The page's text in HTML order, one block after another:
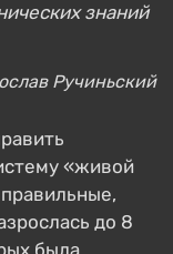
знаний
Ручиньский
«живой
до 8
была